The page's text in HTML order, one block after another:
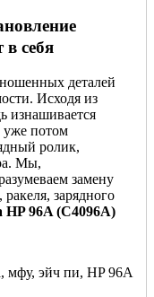
себя
деталей
Исходя из
изнашивается
уже потом
ролик,
Мы,
замену
зарядного
HP 96A (C4096A)
мфу, эйч пи, HP 96A